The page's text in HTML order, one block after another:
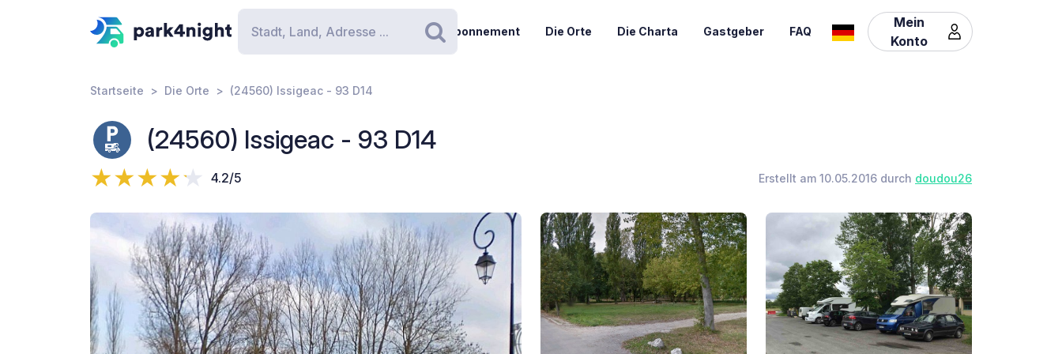
Suchen
Abonnement Die Orte Die Charta Gastgeber FAQ
Mein
Konto
Startseite Die Orte (24560) Issigeac - 93 D14
(24560) Issigeac - 93 D14
4.2/5 Erstellt am 10.05.2016 durch doudou26